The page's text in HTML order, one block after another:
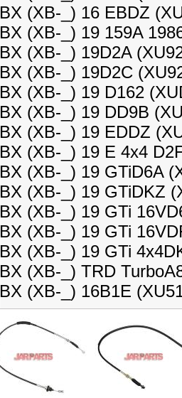
BX (XB-_) 16 EBDZ
BX (XB-_) 19 159A
BX (XB-_) 19D2A
BX (XB-_) 19D2C
BX (XB-_) 19 D162
BX (XB-_) 19 DD9B
BX (XB-_) 19 EDDZ
BX (XB-_) 19 E 4x4
BX (XB-_) 19 GTiD6A
BX (XB-_) 19 GTiDKZ
BX (XB-_) 19 GTi
BX (XB-_) 19 GTi
BX (XB-_) 19 GTi
BX (XB-_) TRD
BX (XB-_) 16B1E